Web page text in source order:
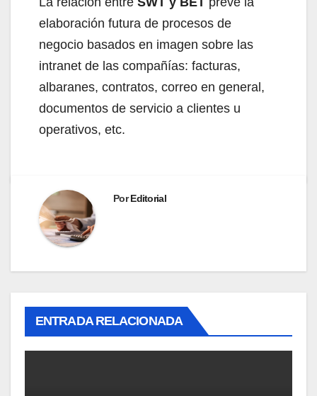
elaboración futura de procesos de
negocio basados en imagen sobre las
intranet de las compañías: facturas,
albaranes, contratos, correo en general,
documentos de servicio a clientes u
operativos, etc.
PorEditorial
ENTRADA RELACIONADA